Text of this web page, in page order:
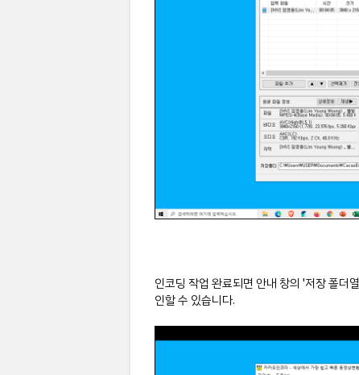
인코딩 작업 완료되면 안내 창의 '저장 폴더
인할 수 있습니다.